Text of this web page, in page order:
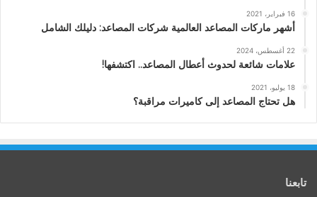
16 فبراير، 2021
أشهر ماركات المصاعد العالمية شركات المصاعد: دليلك الشامل
22 أغسطس، 2024
علامات شائعة لحدوث أعطال المصاعد.. اكتشفها!
18 يوليو، 2021
هل تحتاج المصاعد إلى كاميرات مراقبة؟
تابعنا